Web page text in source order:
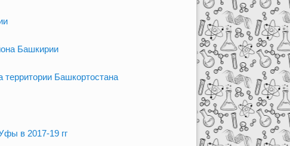
Башкирии
территории Башкортостана
в 2017-19 гг